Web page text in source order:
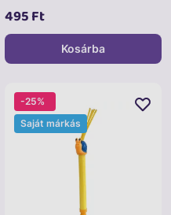
495 Ft
Kosárba
-25%
Saját márkás